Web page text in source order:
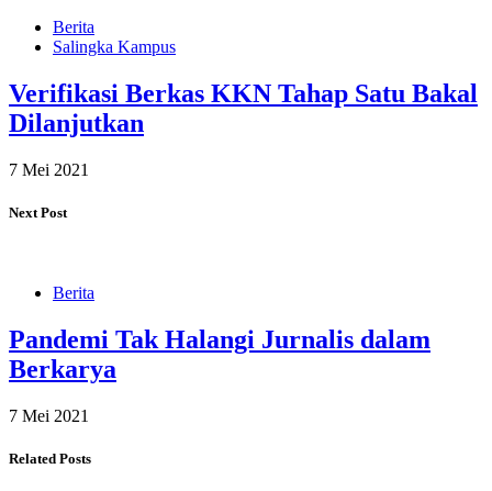
Berita
Salingka Kampus
Verifikasi Berkas KKN Tahap Satu Bakal
Dilanjutkan
7 Mei 2021
Next Post
Berita
Pandemi Tak Halangi Jurnalis dalam
Berkarya
7 Mei 2021
Related Posts